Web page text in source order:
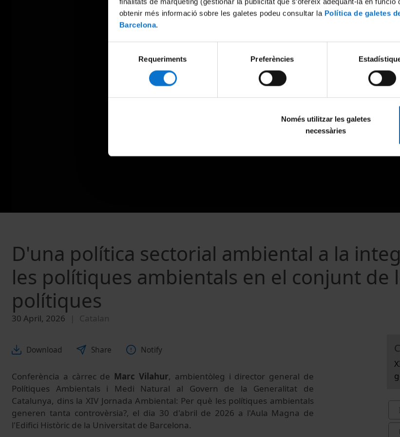
obtenir més informació sobre les galetes podeu consultar la Política de galetes
Barcelona.
consentiment
Requeriments Preferències
Només utilitzar les galetes
necessàries
D'una política sectorial ambiental a la
les polítiques ambientals en el conjunt de
polítiques
30 April, 2026 Catalan
Download Share Notify
Conferència a càrrec de Marc Vilahur, ambientòleg i director general de
Polítiques Ambientals i Medi Natural al Govern de la Generalitat de
Catalunya, dins la XIV Jornada Ambiental: Per què les polítiques ambientals
generen tanta controvèrsia?, el dia 30 d'abril de 2026 a l'Aula Magna de
l'Edifici Històric de la Universitat de Barcelona.